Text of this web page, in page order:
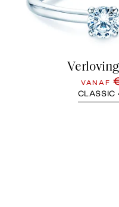
VANAF
CLASSIC